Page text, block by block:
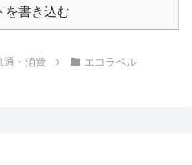
を書き込む
通・消費 エコラベル